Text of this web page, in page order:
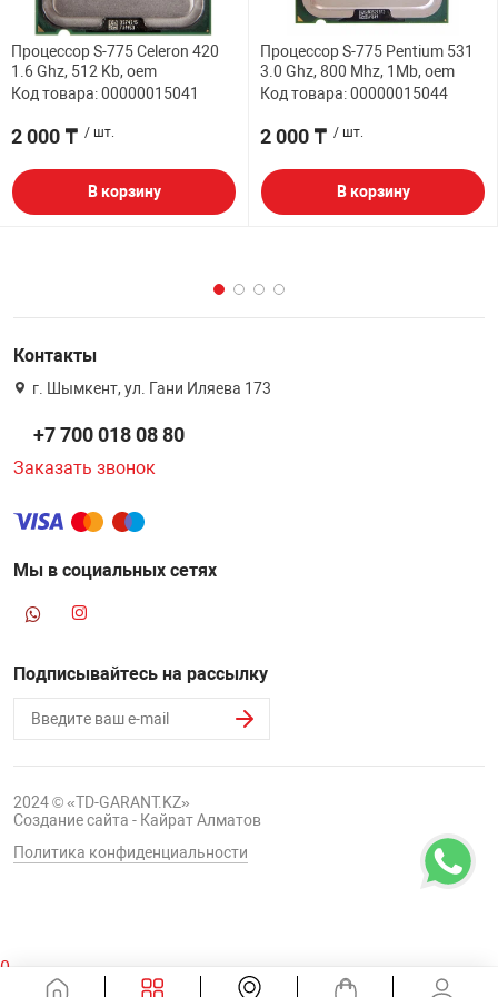
Процессор S-775 Celeron 420
1.6 Ghz, 512 Kb, oem
Код товара: 00000015041
2 000 ₸ / шт.
В корзину
Процессор S-775 Pentium 531
3.0 Ghz, 800 Mhz, 1Mb, oem
Код товара: 00000015044
2 000 ₸ / шт.
В корзину
Контакты
г. Шымкент, ул. Гани Иляева 173
+7 700 018 08 80
Заказать звонок
Мы в социальных сетях
Подписывайтесь на рассылку
2024 © «TD-GARANT.KZ»
Создание сайта - Кайрат Алматов
Политика конфиденциальности
0
Корзина